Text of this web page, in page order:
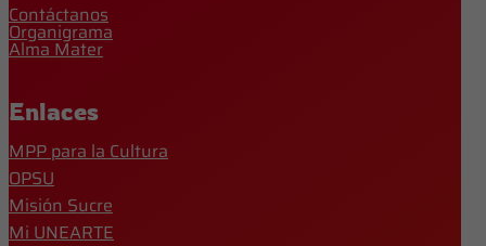
Contáctanos
Organigrama
Alma Mater
Enlaces
MPP para la Cultura
OPSU
Misión Sucre
Mi UNEARTE